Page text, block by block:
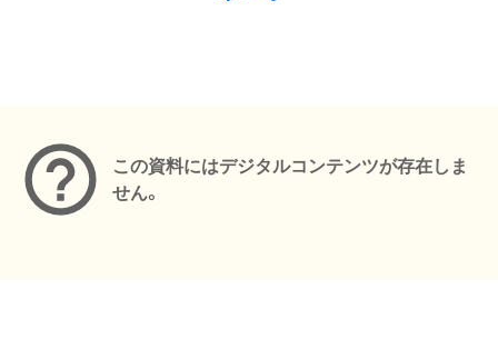
この資料にはデジタルコンテンツが存在しま
せん。